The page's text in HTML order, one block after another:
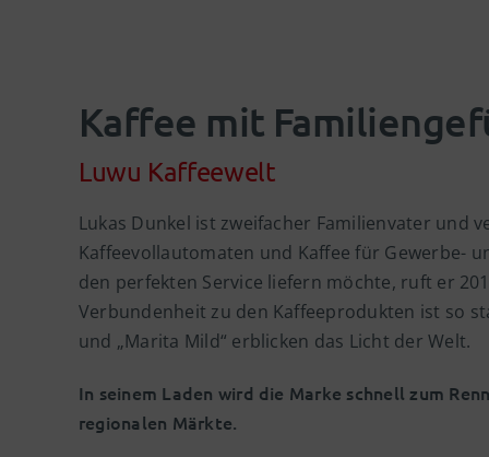
Kaffee mit
Luwu Kaffeewelt
Lukas Dunkel ist zweifacher Familienvater und
Kaffeevollautomaten und Kaffee für Gewerbe-
den perfekten Service liefern möchte, ruft er
Verbundenheit zu den Kaffeeprodukten ist so
und „Marita Mild“ erblicken das Licht der Welt.
In seinem Laden wird die Marke schnell zum
regionalen Märkte.